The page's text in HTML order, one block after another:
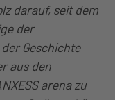
darauf, seit dem
der
Geschichte
aus den
arena zu